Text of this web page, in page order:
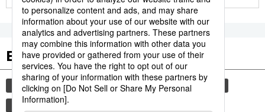
Etiquetas destacadas
cultura sociedad gastronomía
vida
comida